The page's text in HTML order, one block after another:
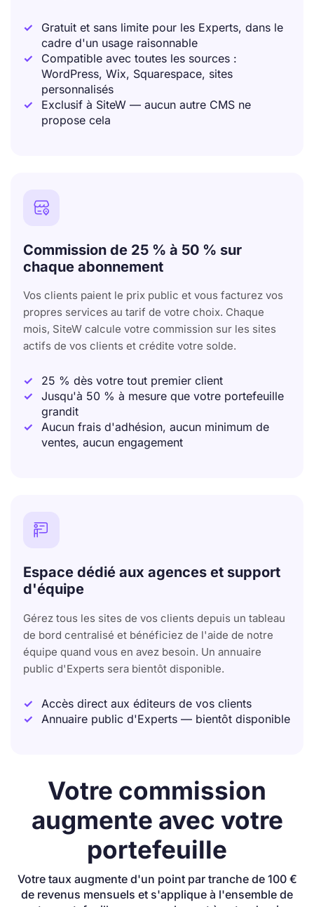
Gratuit et sans limite pour les Experts, dans le
cadre d'un usage raisonnable
Compatible avec toutes les sources :
WordPress, Wix, Squarespace, sites
personnalisés
Exclusif à SiteW — aucun autre CMS ne
propose cela

Commission de 25 % à 50 % sur
chaque abonnement
Vos clients paient le prix public et vous facturez vos
propres services au tarif de votre choix. Chaque
mois, SiteW calcule votre commission sur les sites
actifs de vos clients et crédite votre solde.
25 % dès votre tout premier client
Jusqu'à 50 % à mesure que votre portefeuille
grandit
Aucun frais d'adhésion, aucun minimum de
ventes, aucun engagement

Espace dédié aux agences et support
d'équipe
Gérez tous les sites de vos clients depuis un tableau
de bord centralisé et bénéficiez de l'aide de notre
équipe quand vous en avez besoin. Un annuaire
public d'Experts sera bientôt disponible.
Accès direct aux éditeurs de vos clients
Annuaire public d'Experts — bientôt disponible
Votre commission
augmente avec votre
portefeuille
Votre taux augmente d'un point par tranche de 100 €
de revenus mensuels et s'applique à l'ensemble de